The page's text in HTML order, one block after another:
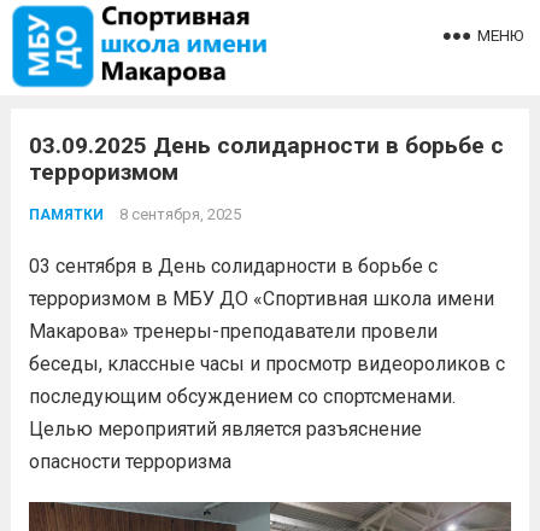
МЕНЮ
03.09.2025 День солидарности в борьбе с
терроризмом
ПАМЯТКИ 8 сентября, 2025
03 сентября в День солидарности в борьбе с
терроризмом в МБУ ДО «Спортивная школа имени
Макарова» тренеры-преподаватели провели
беседы, классные часы и просмотр видеороликов с
последующим обсуждением со спортсменами.
Целью мероприятий является разъяснение
опасности терроризма